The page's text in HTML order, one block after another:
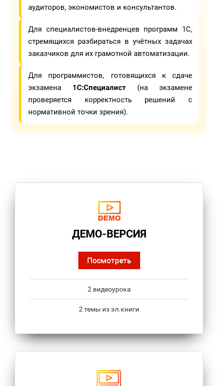
аудиторов, экономистов и консультантов.
Для специалистов-внедренцев программ 1С,
стремящихся разбираться в учётных задачах
заказчиков для их грамотной автоматизации.
Для программистов, готовящихся к сдаче
экзамена 1С:Специалист (на экзамене
проверяется корректность решений с
нормативной точки зрения).
ДЕМО-ВЕРСИЯ
Посмотреть
2 видеоурока
2 темы из эл.книги